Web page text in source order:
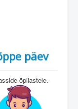
päev
õpilastele.